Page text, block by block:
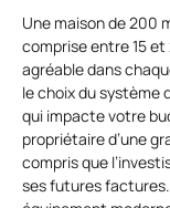
Une maison de 200
comprise entre 15
agréable dans
le choix du système
qui impacte votre
propriétaire d’une
compris que
ses futures